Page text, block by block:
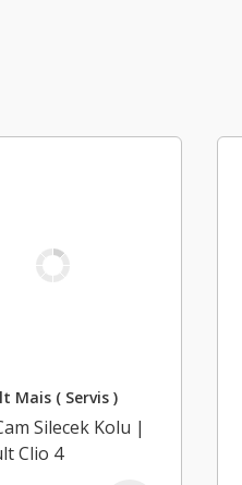
Mais ( Servis )
Silecek Kolu |
Clio 4